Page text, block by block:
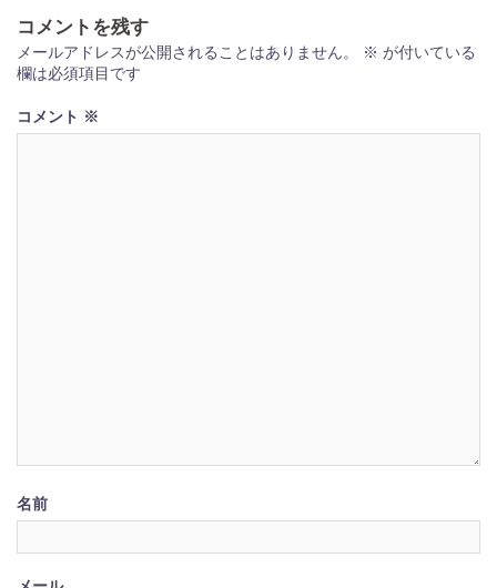
ゲ
ー
シ
ョ
コメントを残す
メールアドレスが公開されることはありません。 ※ が付いている
欄は必須項目です
コメント ※
名前